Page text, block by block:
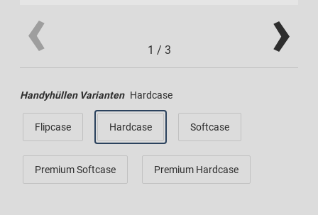
1 / 3
Handyhüllen Varianten Hardcase
Flipcase Hardcase Softcase
Premium Softcase Premium Hardcase